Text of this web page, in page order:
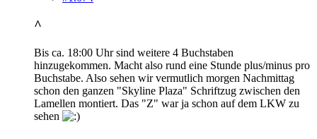
^
Bis ca. 18:00 Uhr sind weitere 4 Buchstaben
hinzugekommen. Macht also rund eine Stunde plus/minus pro
Buchstabe. Also sehen wir vermutlich morgen Nachmittag
schon den ganzen "Skyline Plaza" Schriftzug zwischen den
Lamellen montiert. Das "Z" war ja schon auf dem LKW zu
sehen